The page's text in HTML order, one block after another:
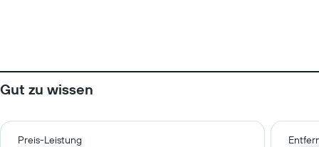
Gut zu wissen
Preis-Leistung